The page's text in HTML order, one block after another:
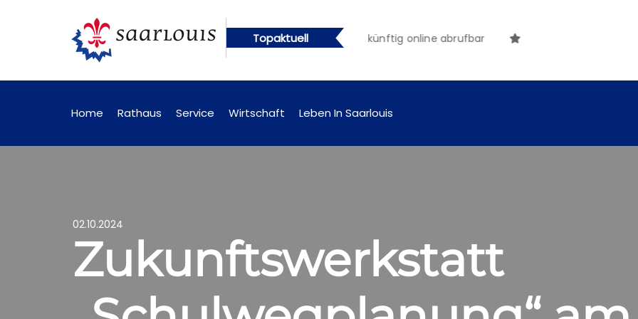
Topaktuell
online abrufbar Öffentliche Bekanntmachungen künftig online abrufbar
Home Rathaus Service Wirtschaft Leben In Saarlouis
02.10.2024
Zukunftswerkstatt